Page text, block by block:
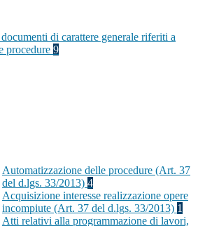
di carattere generale riferiti a
procedure 9
Automatizzazione delle procedure (Art. 37
del d.lgs. 33/2013) 4
Acquisizione interesse realizzazione opere
incompiute (Art. 37 del d.lgs. 33/2013) 1
Atti relativi alla programmazione di lavori,